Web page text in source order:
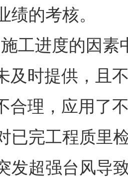
绩的考核。
工进度的因
及时提供，且
合理，应用了
已完工程质里
发超强台风导